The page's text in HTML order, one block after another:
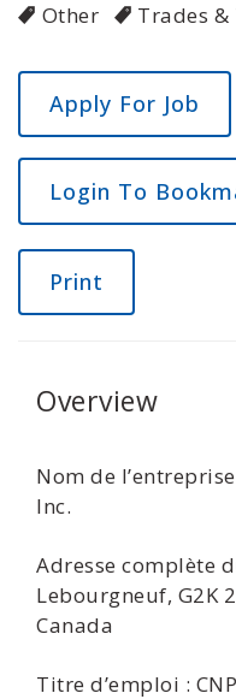
Other Trades &
Login To
Print
Overview
Nom de
Inc.
Adresse complète
Lebourgneuf, G2K
Canada
Titre d’emploi :